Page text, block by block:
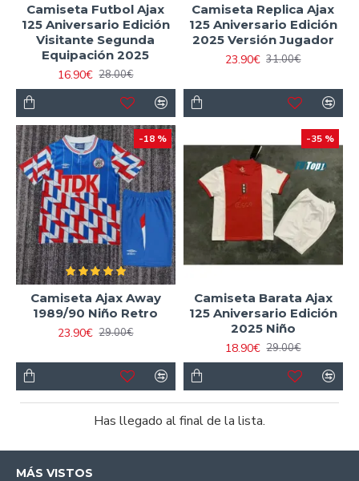
Camiseta Futbol Ajax
125 Aniversario Edición
Visitante Segunda
Equipación 2025
16.90€ 28.00€
Camiseta Replica Ajax
125 Aniversario Edición
2025 Versión Jugador
23.90€ 31.00€
-18 %
Camiseta Ajax Away
1989/90 Niño Retro
23.90€ 29.00€
-35 %
Camiseta Barata Ajax
125 Aniversario Edición
2025 Niño
18.90€ 29.00€
Has llegado al final de la lista.
MÁS VISTOS